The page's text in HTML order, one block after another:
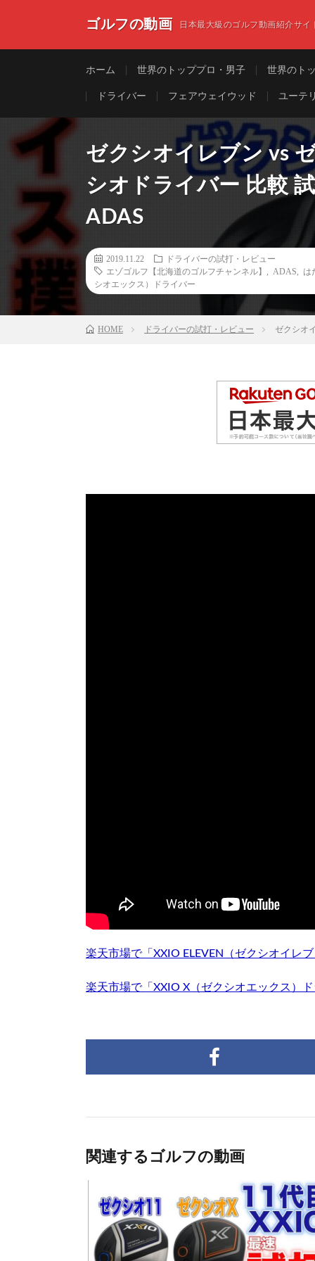
ゴルフの動画 日本最大級のゴルフ動画紹介サイ
ホーム 世界のトッププロ・男子 世界のト
ドライバー フェアウェイウッド ユーテ
ゼクシオイレブン vs
シオドライバー 比較
ADAS
2019.11.22
ドライバーの試打・レビュー
エゾゴルフ【北海道のゴルフチャンネル】
ADAS
は
シオエックス）ドライバー
HOME ドライバーの試打・レビュー ゼクシオ
楽天市場で「XXIO ELEVEN（ゼクシオイレ
楽天市場で「XXIO X（ゼクシオエックス）
関連するゴルフの動画